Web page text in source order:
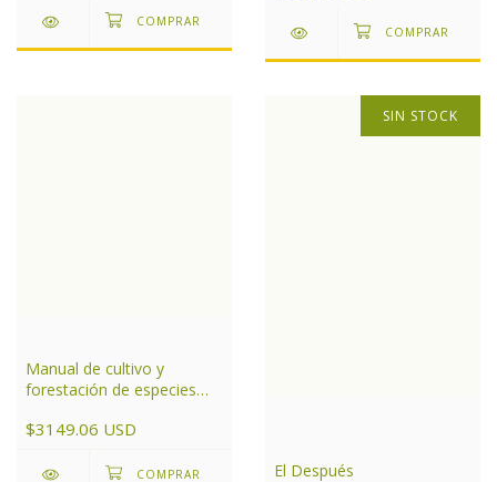
Manual de cultivo y
forestación de especies
Argentina
$3149.06 USD
SIN STOCK
El Después